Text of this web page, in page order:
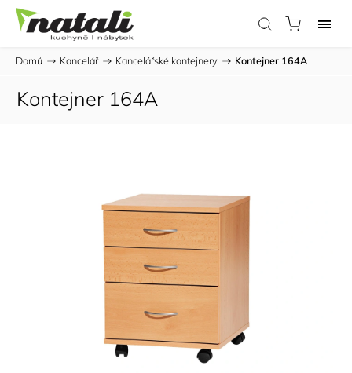
Domů / Kancelář / Kancelářské kontejnery / Kontejner 164A
Kontejner 164A